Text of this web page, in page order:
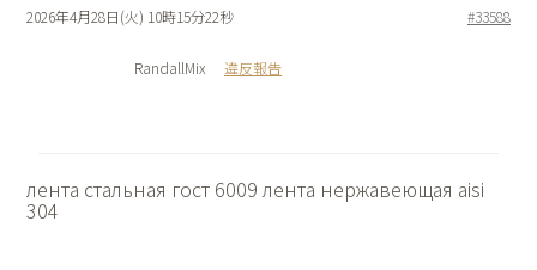
2026年4月28日(火) 10時15分22秒 #33588
RandallMix 違反報告
лента стальная гост 6009лента нержавеющая aisi
304